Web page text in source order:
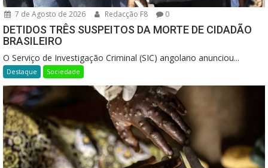
7 de Agosto de 2026 Redacção F8 0
DETIDOS TRÊS SUSPEITOS DA MORTE DE CIDADÃO
BRASILEIRO
O Serviço de Investigação Criminal (SIC) angolano anunciou...
Destaque Sociedade